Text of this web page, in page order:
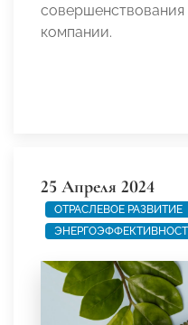
совершенствования
компании.
25 Апреля 2024
ОТРАСЛЕВОЕ РАЗВИТИЕ